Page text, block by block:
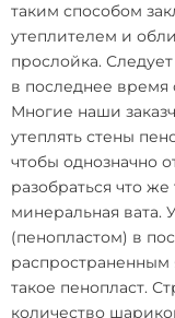
таким способом
утеплителем и
прослойка.
в последнее время
Многие наши
утеплять стены
чтобы однозначно
разобраться что
минеральная вата.
(пенопластом) в
распространенным
такое пенопласт.
количество